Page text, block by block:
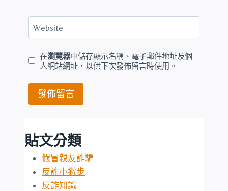
Website
在瀏覽器中儲存顯示名稱、電子郵件地址及個
人網站網址，以供下次發佈留言時使用。
貼文分類
假冒親友詐騙
反詐小撇步
反詐知識